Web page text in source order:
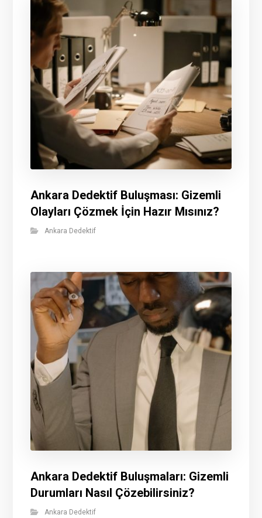
Ankara Dedektif Buluşması: Gizemli
Olayları Çözmek İçin Hazır Mısınız?
Ankara Dedektif
Ankara Dedektif Buluşmaları: Gizemli
Durumları Nasıl Çözebilirsiniz?
Ankara Dedektif